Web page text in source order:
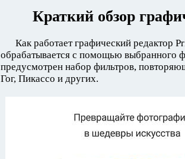
Краткий обзор
Как работает графический редактор
обрабатывается с помощью выбранного
предусмотрен набор фильтров,
Гог, Пикассо и других.